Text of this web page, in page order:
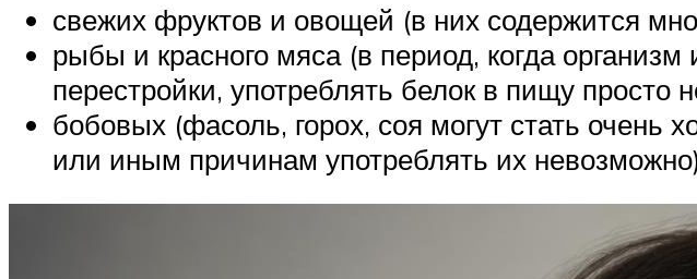
свежих фруктов и овощей (в них содержится
рыбы и красного мяса (в период, когда
перестройки, употреблять белок в пищу просто
бобовых (фасоль, горох, соя могут стать
или иным причинам употреблять их